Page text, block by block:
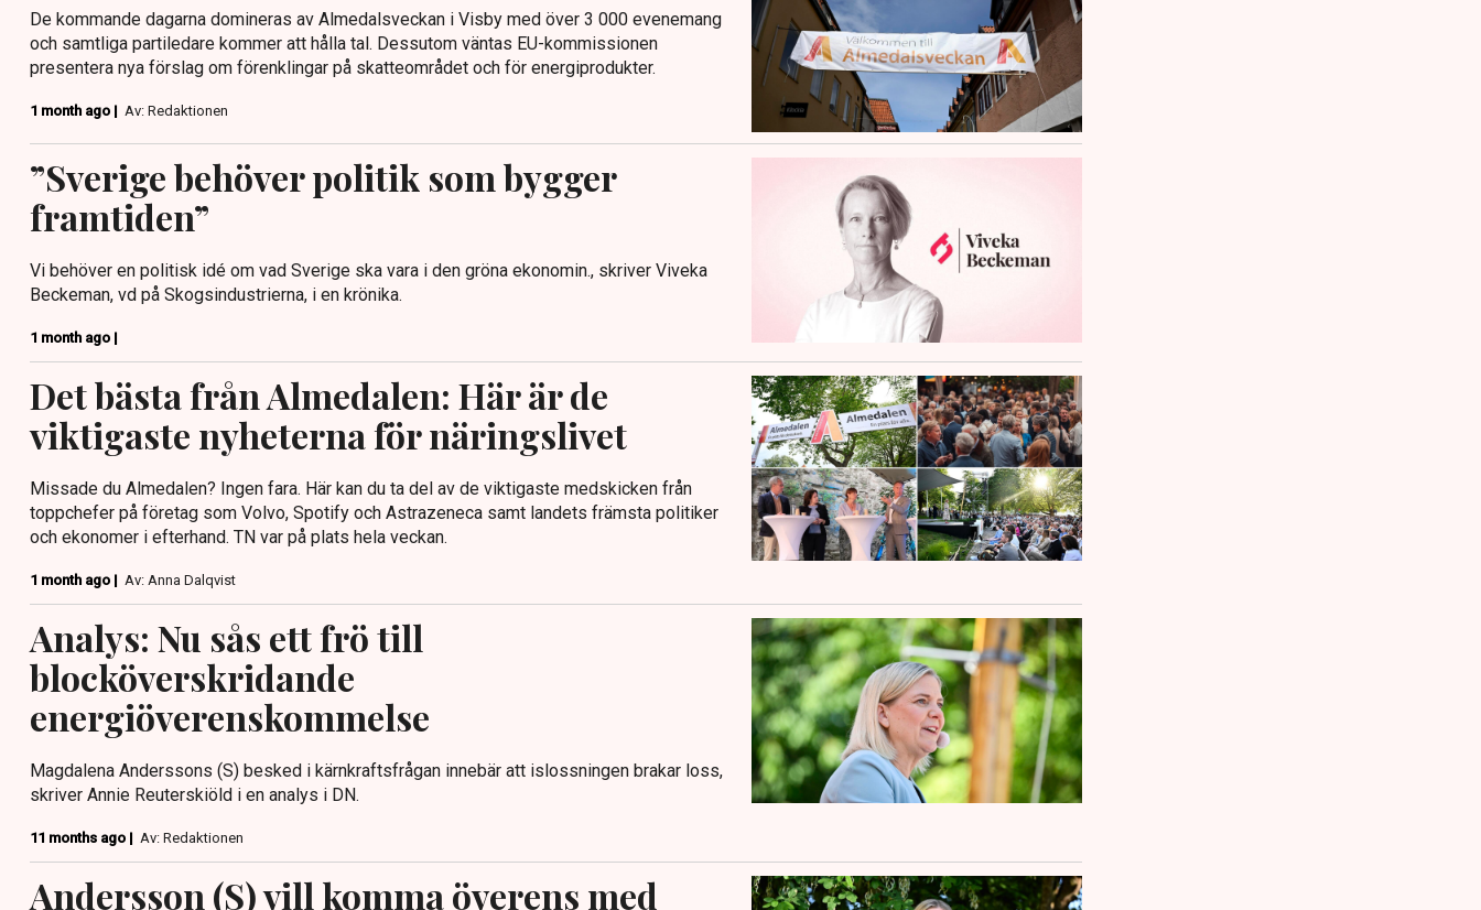
De kommande dagarna domineras av Almedalsveckan i Visby med över 3 000 evenemang
och samtliga partiledare kommer att hålla tal. Dessutom väntas EU-kommissionen
presentera nya förslag om förenklingar på skatteområdet och för energiprodukter.
1 month ago | Av: Redaktionen
”Sverige behöver politik som bygger
framtiden”
Vi behöver en politisk idé om vad Sverige ska vara i den gröna ekonomin., skriver Viveka
Beckeman, vd på Skogsindustrierna, i en krönika.
1 month ago |
Det bästa från Almedalen: Här är de
viktigaste nyheterna för näringslivet
Missade du Almedalen? Ingen fara. Här kan du ta del av de viktigaste medskicken från
toppchefer på företag som Volvo, Spotify och Astrazeneca samt landets främsta politiker
och ekonomer i efterhand. TN var på plats hela veckan.
1 month ago | Av: Anna Dalqvist
Analys: Nu sås ett frö till
blocköverskridande
energiöverenskommelse
Magdalena Anderssons (S) besked i kärnkraftsfrågan innebär att islossningen brakar loss,
skriver Annie Reuterskiöld i en analys i DN.
11 months ago | Av: Redaktionen
Andersson (S) vill komma överens med